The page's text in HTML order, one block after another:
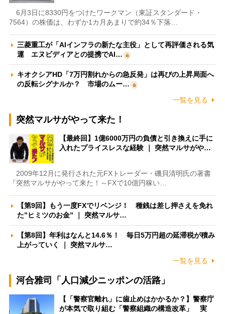
6月3日に8330円をつけたワークマン（東証スタンダード・
7564）の株価は、わずか1カ月あまりで約34％下落…
三菱重工が「AIインフラの新たな主役」として再評価される気
運 エヌビディアとの提携でAI…
キオクシアHD「7万円割れからの急反発」は再びの上昇局面へ
の反転シグナルか？ 市場のムー…
一覧を見る
突然マルサがやって来た！
【最終回】1億6000万円の負債と引き換えに手に
入れたプライスレスな経験 ｜ 突然マルサがや…
2009年12月に発行された元FXトレーダー・磯貝清明氏の著書
『突然マルサがやって来た！～FXで10億円稼い…
【第9回】もう一度FXでリベンジ！ 種銭は差し押さえを免れ
た”ヒミツのお金” ｜ 突然マルサ…
【第8回】年利はなんと14.6％！ 毎日5万円超の延滞税が積み
上がっていく ｜ 突然マルサ…
一覧を見る
河合雅司「人口減少ニッポンの活路」
【「警察官離れ」に歯止めはかかるか？】警察庁
が本気で取り組む「警察組織の構造改革」 実